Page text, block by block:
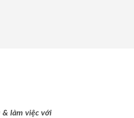
& làm việc với